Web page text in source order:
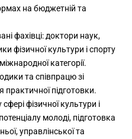
на бюджетній та
фахівці: доктори наук,
фізичної культури і спорту
категорії.
та співпрацю зі
практичної підготовки.
фізичної культури і
молоді, підготовка
управлінської та